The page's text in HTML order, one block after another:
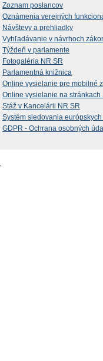
Zoznam poslancov
Oznámenia verejných
Návštevy a prehliadky
Vyhľadávanie v návrhoch
Týždeň v parlamente
Fotogaléria NR SR
Parlamentná knižnica
Online vysielanie pre mobilné
Online vysielanie na stránkach
Stáž v Kancelárii NR SR
Systém sledovania
GDPR - Ochrana osobných